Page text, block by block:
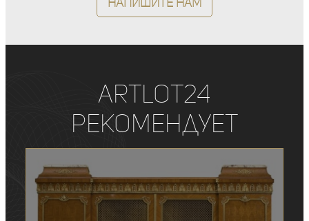
ArtLot24
рекомендует